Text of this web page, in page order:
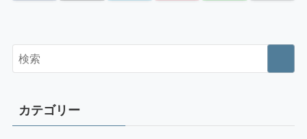
カテゴリー